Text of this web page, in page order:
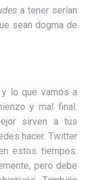
a tener serían
sean dogma de
lo que vamos a
y mal final.
sirven a tus
hacer. Twitter
estos tiempos.
pero debe